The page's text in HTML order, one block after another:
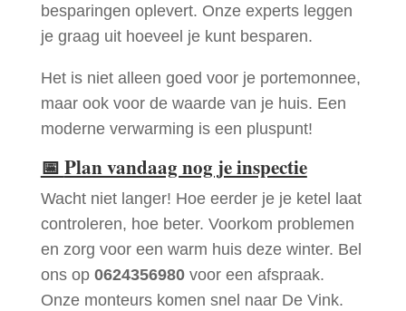
besparingen oplevert. Onze experts leggen
je graag uit hoeveel je kunt besparen.
Het is niet alleen goed voor je portemonnee,
maar ook voor de waarde van je huis. Een
moderne verwarming is een pluspunt!
📅 Plan vandaag nog je inspectie
Wacht niet langer! Hoe eerder je je ketel laat
controleren, hoe beter. Voorkom problemen
en zorg voor een warm huis deze winter. Bel
ons op 0624356980voor een afspraak.
Onze monteurs komen snel naar De Vink.